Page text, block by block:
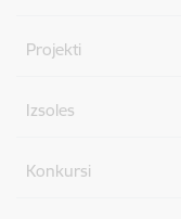
Projekti
Izsoles
Konkursi